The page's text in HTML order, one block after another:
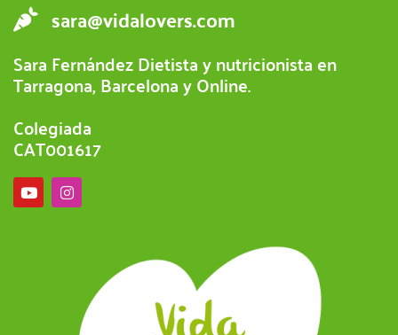
sara@vidalovers.com
Sara Fernández Dietista y nutricionista en
Tarragona, Barcelona y Online.
Colegiada
CAT001617